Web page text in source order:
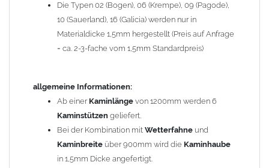
Zum Bild vergößern, bitte auf das Bild klicken!
Die Typen 02 (Bogen), 06 (Krempe), 09 (Pagode),
10 (Sauerland), 16 (Galicia) werden nur in
Materialdicke 1,5mm hergestellt (Preis auf Anfrage
= ca. 2-3-fache vom 1,5mm Standardpreis)
allgemeine Informationen:
Ab einer Kaminlänge von 1200mm werden 6
Kaminstützen geliefert.
Bei der Kombination mit Wetterfahne und
Kaminbreite über 900mm wird die Kaminhaube
in 1,5mm Dicke angefertigt.